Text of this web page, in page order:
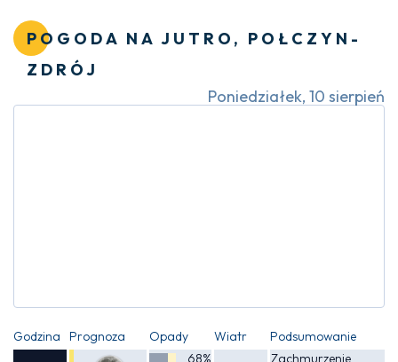
POGODA NA JUTRO, POŁCZYN-
ZDRÓJ
Poniedziałek, 10 sierpień
Godzina Prognoza Opady Wiatr Podsumowanie
68%
Zachmurzenie